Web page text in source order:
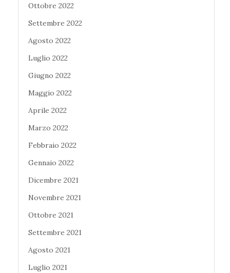
Ottobre 2022
Settembre 2022
Agosto 2022
Luglio 2022
Giugno 2022
Maggio 2022
Aprile 2022
Marzo 2022
Febbraio 2022
Gennaio 2022
Dicembre 2021
Novembre 2021
Ottobre 2021
Settembre 2021
Agosto 2021
Luglio 2021